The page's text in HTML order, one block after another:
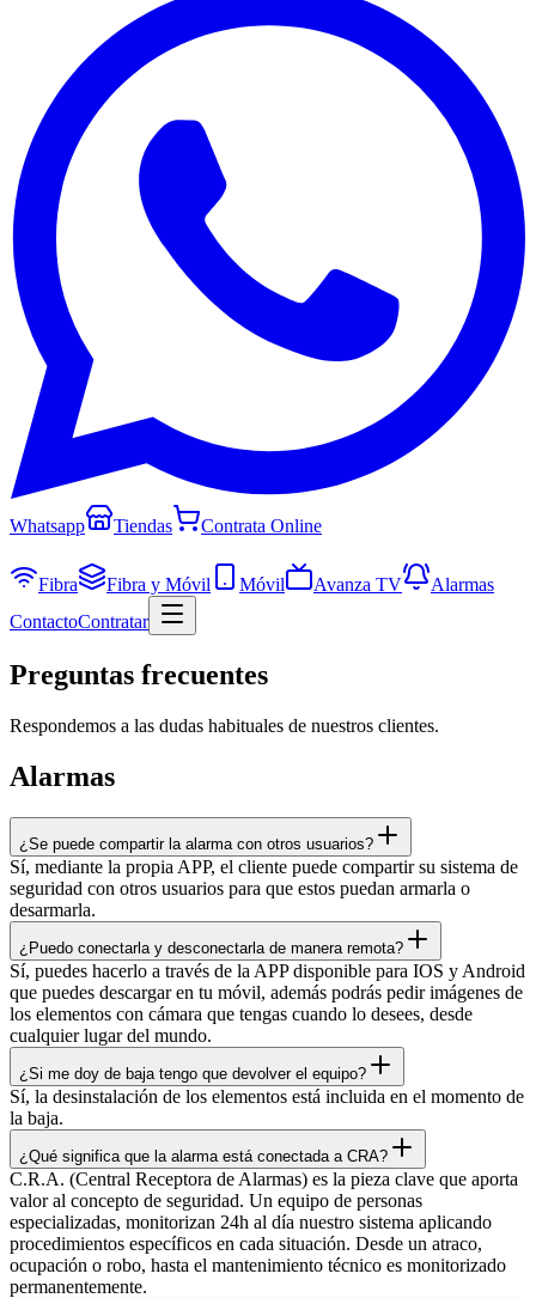
Whatsapp Tiendas Contrata Online
Fibra Fibra y Móvil Móvil Avanza TV
Alarmas
ContactoContratar
Preguntas frecuentes
Respondemos a las dudas habituales de nuestros clientes.
Alarmas
¿Se puede compartir la alarma con otros usuarios?
Sí, mediante la propia APP, el cliente puede compartir su sistema de
seguridad con otros usuarios para que estos puedan armarla o
desarmarla.
¿Puedo conectarla y desconectarla de manera remota?
Sí, puedes hacerlo a través de la APP disponible para IOS y Android
que puedes descargar en tu móvil, además podrás pedir imágenes de
los elementos con cámara que tengas cuando lo desees, desde
cualquier lugar del mundo.
¿Si me doy de baja tengo que devolver el equipo?
Sí, la desinstalación de los elementos está incluida en el momento de
la baja.
¿Qué significa que la alarma está conectada a CRA?
C.R.A. (Central Receptora de Alarmas) es la pieza clave que aporta
valor al concepto de seguridad. Un equipo de personas
especializadas, monitorizan 24h al día nuestro sistema aplicando
procedimientos específicos en cada situación. Desde un atraco,
ocupación o robo, hasta el mantenimiento técnico es monitorizado
permanentemente.